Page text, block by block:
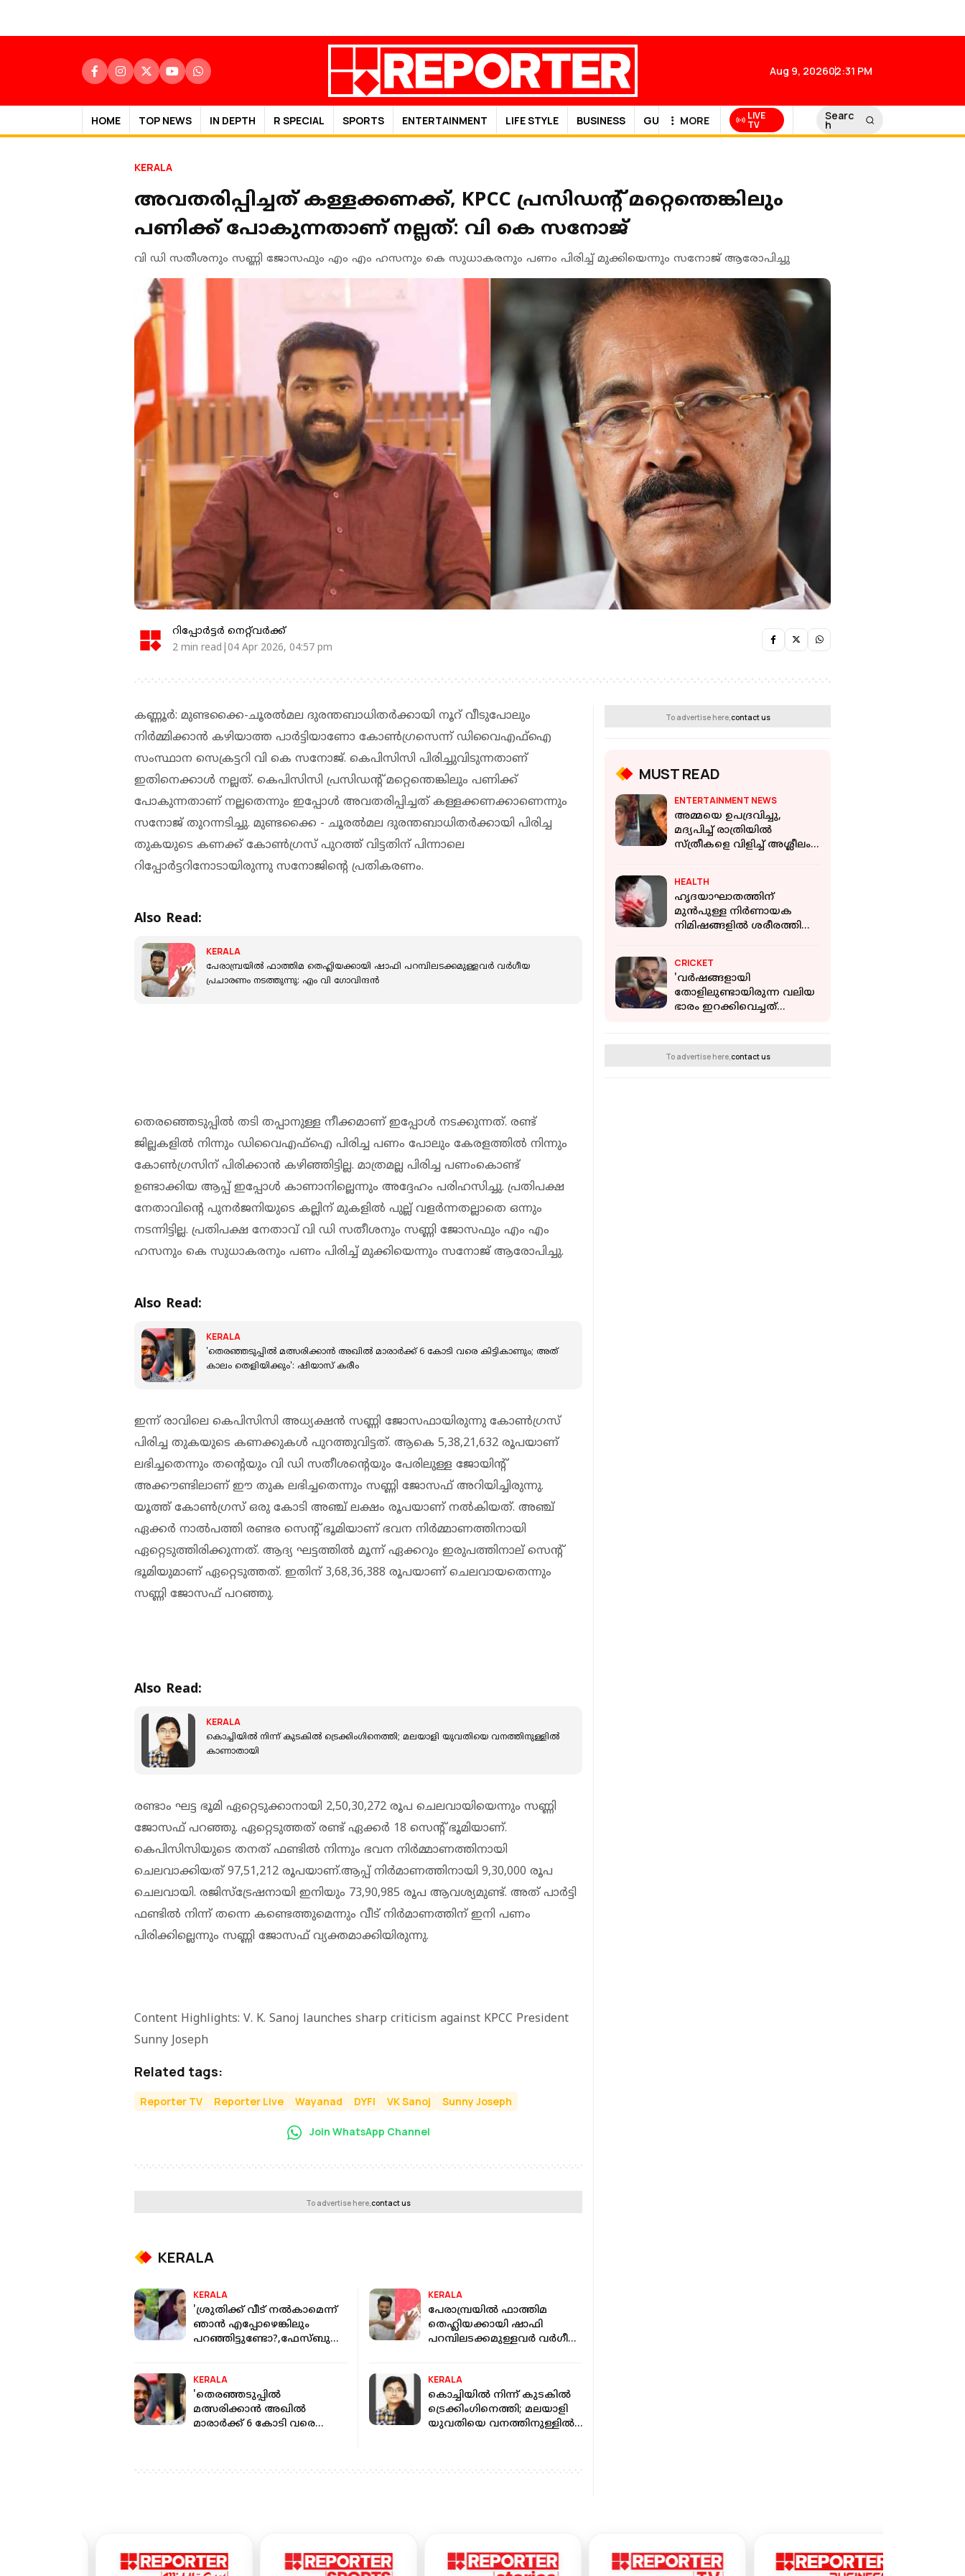
Aug 9, 202602:31 PM
HOME TOP NEWS IN DEPTH R SPECIAL SPORTS ENTERTAINMENT LIFE STYLE BUSINESS GULF NEWS
MORE LIVE
TV
Searc
h
KERALA
അവതരിപ്പിച്ചത് കള്ളക്കണക്ക്, KPCC പ്രസിഡന്‍റ് മറ്റെന്തെങ്കിലും
പണിക്ക് പോകുന്നതാണ് നല്ലത്: വി കെ സനോജ്
വി ഡി സതീശനും സണ്ണി ജോസഫും എം എം ഹസനും കെ സുധാകരനും പണം പിരിച്ച് മുക്കിയെന്നും സനോജ് ആരോപിച്ചു
റിപ്പോർട്ടർ നെറ്റ്‌വര്‍ക്ക്‌
2 min read|04 Apr 2026, 04:57 pm
കണ്ണൂർ: മുണ്ടക്കൈ-ചൂരൽമല ദുരന്തബാധിതർക്കായി നൂറ് വീടുപോലും
നിർമ്മിക്കാൻ കഴിയാത്ത പാർട്ടിയാണോ കോൺഗ്രസെന്ന് ഡിവൈഎഫ്‌ഐ
സംസ്ഥാന സെക്രട്ടറി വി കെ സനോജ്. കെപിസിസി പിരിച്ചുവിടുന്നതാണ്
ഇതിനെക്കാൾ നല്ലത്. കെപിസിസി പ്രസിഡന്റ് മറ്റെന്തെങ്കിലും പണിക്ക്
പോകുന്നതാണ് നല്ലതെന്നും ഇപ്പോൾ അവതരിപ്പിച്ചത് കള്ളക്കണക്കാണെന്നും
സനോജ് തുറന്നടിച്ചു. മുണ്ടക്കൈ - ചൂരൽമല ദുരന്തബാധിതർക്കായി പിരിച്ച
തുകയുടെ കണക്ക് കോൺഗ്രസ് പുറത്ത് വിട്ടതിന് പിന്നാലെ
റിപ്പോർട്ടറിനോടായിരുന്നു സനോജിന്റെ പ്രതികരണം.
Also Read:
KERALA
പേരാമ്പ്രയില്‍ ഫാത്തിമ തെഹ്ലിയക്കായി ഷാഫി പറമ്പിലടക്കമുള്ളവര്‍ വര്‍ഗീയ
പ്രചാരണം നടത്തുന്നു: എം വി ഗോവിന്ദന്‍
തെരഞ്ഞെടുപ്പില്‍ തടി തപ്പാനുള്ള നീക്കമാണ് ഇപ്പോൾ നടക്കുന്നത്. രണ്ട്
ജില്ലകളിൽ നിന്നും ഡിവൈഎഫ്‌ഐ പിരിച്ച പണം പോലും കേരളത്തിൽ നിന്നും
കോൺഗ്രസിന് പിരിക്കാൻ കഴിഞ്ഞിട്ടില്ല. മാത്രമല്ല പിരിച്ച പണംകൊണ്ട്
ഉണ്ടാക്കിയ ആപ്പ് ഇപ്പോൾ കാണാനില്ലെന്നും അദ്ദേഹം പരിഹസിച്ചു. പ്രതിപക്ഷ
നേതാവിന്റെ പുനർജനിയുടെ കല്ലിന് മുകളിൽ പുല്ല് വളർന്നതല്ലാതെ ഒന്നും
നടന്നിട്ടില്ല. പ്രതിപക്ഷ നേതാവ് വി ഡി സതീശനും സണ്ണി ജോസഫും എം എം
ഹസനും കെ സുധാകരനും പണം പിരിച്ച് മുക്കിയെന്നും സനോജ് ആരോപിച്ചു.
Also Read:
KERALA
'തെരഞ്ഞടുപ്പിൽ മത്സരിക്കാൻ അഖിൽ മാരാർക്ക് 6 കോടി വരെ കിട്ടികാണും; അത്
കാലം തെളിയിക്കും': ഷിയാസ് കരീം
ഇന്ന് രാവിലെ കെപിസിസി അധ്യക്ഷൻ സണ്ണി ജോസഫായിരുന്നു കോൺഗ്രസ്
പിരിച്ച തുകയുടെ കണക്കുകൾ പുറത്തുവിട്ടത്. ആകെ 5,38,21,632 രൂപയാണ്
ലഭിച്ചതെന്നും തന്റെയും വി ഡി സതീശന്റെയും പേരിലുള്ള ജോയിന്റ്
അക്കൗണ്ടിലാണ് ഈ തുക ലഭിച്ചതെന്നും സണ്ണി ജോസഫ് അറിയിച്ചിരുന്നു.
യൂത്ത് കോൺഗ്രസ് ഒരു കോടി അഞ്ച് ലക്ഷം രൂപയാണ് നൽകിയത്. അഞ്ച്
ഏക്കർ നാൽപത്തി രണ്ടര സെന്റ് ഭൂമിയാണ് ഭവന നിർമ്മാണത്തിനായി
ഏറ്റെടുത്തിരിക്കുന്നത്. ആദ്യ ഘട്ടത്തിൽ മൂന്ന് ഏക്കറും ഇരുപത്തിനാല് സെന്റ്
ഭൂമിയുമാണ് ഏറ്റെടുത്തത്. ഇതിന് 3,68,36,388 രൂപയാണ് ചെലവായതെന്നും
സണ്ണി ജോസഫ് പറഞ്ഞു.
Also Read:
KERALA
കൊച്ചിയില്‍ നിന്ന് കുടകില്‍ ട്രെക്കിംഗിനെത്തി; മലയാളി യുവതിയെ വനത്തിനുള്ളില്‍
കാണാതായി
രണ്ടാം ഘട്ട ഭൂമി ഏറ്റെടുക്കാനായി 2,50,30,272 രൂപ ചെലവായിയെന്നും സണ്ണി
ജോസഫ് പറഞ്ഞു. ഏറ്റെടുത്തത് രണ്ട് ഏക്കർ 18 സെന്റ് ഭൂമിയാണ്.
കെപിസിസിയുടെ തനത് ഫണ്ടിൽ നിന്നും ഭവന നിർമ്മാണത്തിനായി
ചെലവാക്കിയത് 97,51,212 രൂപയാണ്.ആപ്പ് നിർമാണത്തിനായി 9,30,000 രൂപ
ചെലവായി. രജിസ്‌ട്രേഷനായി ഇനിയും 73,90,985 രൂപ ആവശ്യമുണ്ട്. അത് പാർട്ടി
ഫണ്ടിൽ നിന്ന് തന്നെ കണ്ടെത്തുമെന്നും വീട് നിർമാണത്തിന് ഇനി പണം
പിരിക്കില്ലെന്നും സണ്ണി ജോസഫ് വ്യക്തമാക്കിയിരുന്നു.
Content Highlights: V. K. Sanoj launches sharp criticism against KPCC President
Sunny Joseph
Related tags:
Reporter TV Reporter Live Wayanad DYFI VK Sanoj Sunny Joseph
Join WhatsApp Channel
To advertise here,contact us
KERALA
KERALA
'ശ്രുതിക്ക് വീട് നൽകാമെന്ന്
ഞാൻ എപ്പോഴെങ്കിലും
പറഞ്ഞിട്ടുണ്ടോ?,ഫേസ്ബുക്ക്
KERALA
പേരാമ്പ്രയില്‍ ഫാത്തിമ
തെഹ്ലിയക്കായി ഷാഫി
പറമ്പിലടക്കമുള്ളവര്‍ വര്‍ഗീയ
KERALA
'തെരഞ്ഞടുപ്പിൽ
മത്സരിക്കാൻ അഖിൽ
മാരാർക്ക് 6 കോടി വരെ
KERALA
കൊച്ചിയില്‍ നിന്ന് കുടകില്‍
ട്രെക്കിംഗിനെത്തി; മലയാളി
യുവതിയെ വനത്തിനുള്ളില്‍
To advertise here, contact us
MUST READ
ENTERTAINMENT NEWS
അമ്മയെ ഉപദ്രവിച്ചു,
മദ്യപിച്ച് രാത്രിയില്‍
സ്ത്രീകളെ വിളിച്ച് അശ്ലീലം
HEALTH
ഹൃദയാഘാതത്തിന്
മുന്‍പുള്ള നിര്‍ണായക
നിമിഷങ്ങളില്‍ ശരീരത്തില്‍
CRICKET
'വർഷങ്ങളായി
തോളിലുണ്ടായിരുന്ന വലിയ
ഭാരം ഇറക്കിവെച്ചത്
To advertise here, contact us